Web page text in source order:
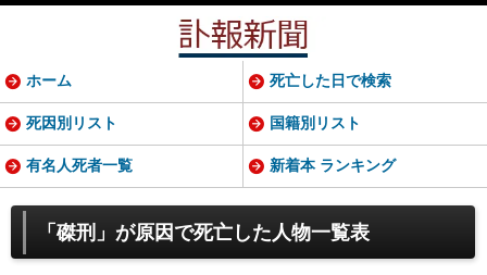
「磔刑」が原因で死亡した人物一覧表
ホーム 死亡した日で検索
死因別リスト 国籍別リスト
有名人死者一覧 新着本 ランキング